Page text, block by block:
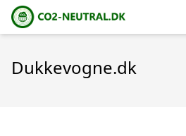
Dukkevogne.dk